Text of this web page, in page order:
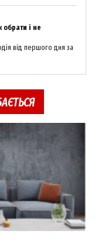
і не
від першого дня за